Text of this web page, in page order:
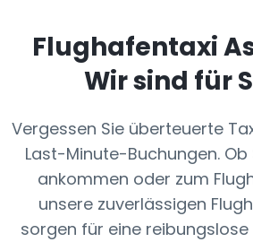
Flughafentaxi
Wir sind für
Vergessen Sie überteuerte
Last-Minute-Buchungen. Ob
ankommen oder zum
unsere zuverlässigen
sorgen für eine